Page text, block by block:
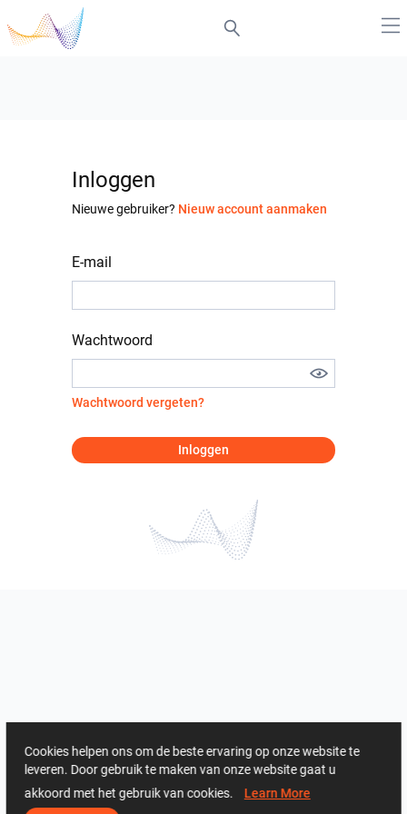
Inloggen
Nieuwe gebruiker? Nieuw account aanmaken
E-mail
Wachtwoord
Wachtwoord vergeten?
Inloggen
Cookies helpen ons om de beste ervaring op onze website te
leveren. Door gebruik te maken van onze website gaat u
akkoord met het gebruik van cookies. Learn More